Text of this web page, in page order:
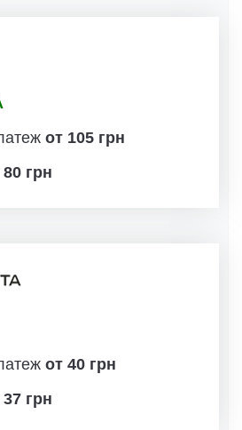
от 105 грн
80 грн
от 40 грн
37 грн